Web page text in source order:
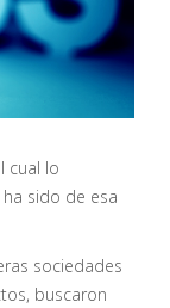
cual lo
sido de esa
sociedades
buscaron